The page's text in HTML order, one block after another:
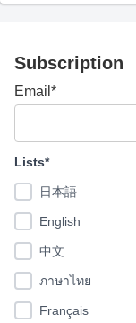
Subscription
Email*
Lists*
日本語
English
中文
ภาษาไทย
Français